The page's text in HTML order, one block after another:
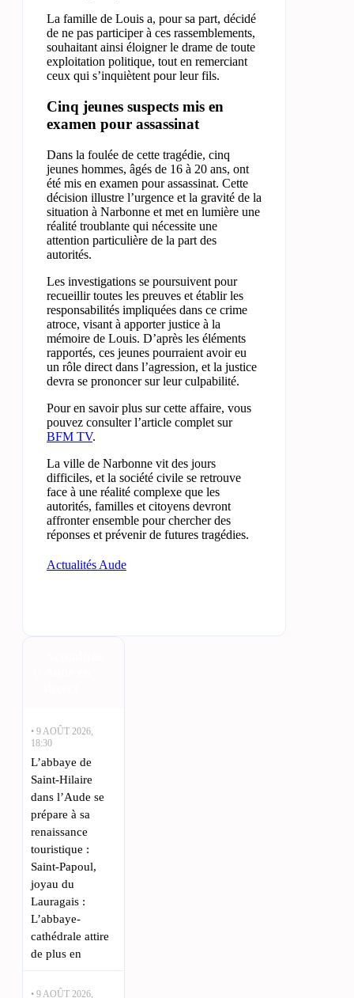
La famille de Louis a, pour sa part, décidé
de ne pas participer à ces rassemblements,
souhaitant ainsi éloigner le drame de toute
exploitation politique, tout en remerciant
ceux qui s’inquiètent pour leur fils.
Cinq jeunes suspects mis en
examen pour assassinat
Dans la foulée de cette tragédie, cinq
jeunes hommes, âgés de 16 à 20 ans, ont
été mis en examen pour assassinat. Cette
décision illustre l’urgence et la gravité de la
situation à Narbonne et met en lumière une
réalité troublante qui nécessite une
attention particulière de la part des
autorités.
Les investigations se poursuivent pour
recueillir toutes les preuves et établir les
responsabilités impliquées dans ce crime
atroce, visant à apporter justice à la
mémoire de Louis. D’après les éléments
rapportés, ces jeunes pourraient avoir eu
un rôle direct dans l’agression, et la justice
devra se prononcer sur leur culpabilité.
Pour en savoir plus sur cette affaire, vous
pouvez consulter l’article complet sur
BFM TV.
La ville de Narbonne vit des jours
difficiles, et la société civile se retrouve
face à une réalité complexe que les
autorités, familles et citoyens devront
affronter ensemble pour chercher des
réponses et prévenir de futures tragédies.
Actualités Aude
• 9 AOÛT 2026,
18:30
L’abbaye de
Saint-Hilaire
dans l’Aude se
prépare à sa
renaissance
touristique :
Saint-Papoul,
joyau du
Lauragais :
L’abbaye-
cathédrale attire
de plus en
• 9 AOÛT 2026,